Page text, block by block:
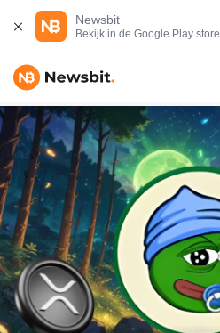
Newsbit
Bekijk in de Google Play store